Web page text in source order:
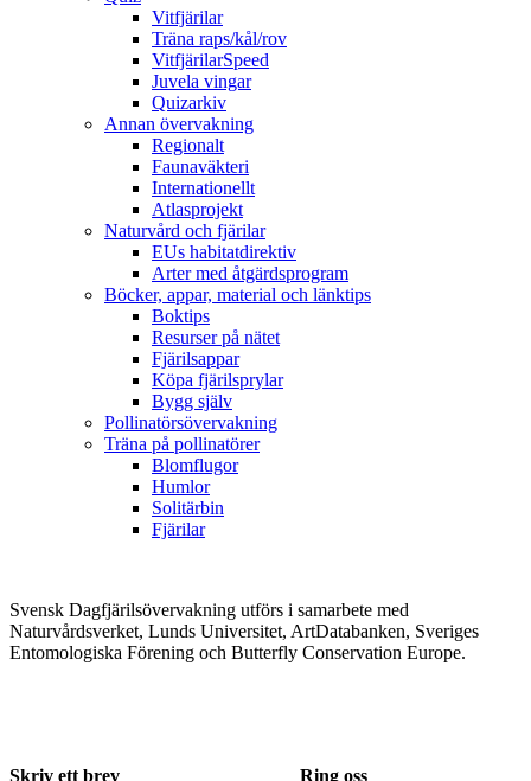
Vitfjärilar
Träna raps/kål/rov
VitfjärilarSpeed
Juvela vingar
Quizarkiv
Annan övervakning
Regionalt
Faunaväkteri
Internationellt
Atlasprojekt
Naturvård och fjärilar
EUs habitatdirektiv
Arter med åtgärdsprogram
Böcker, appar, material och länktips
Boktips
Resurser på nätet
Fjärilsappar
Köpa fjärilsprylar
Bygg själv
Pollinatörsövervakning
Träna på pollinatörer
Blomflugor
Humlor
Solitärbin
Fjärilar
Svensk Dagfjärilsövervakning utförs i samarbete med
Naturvårdsverket, Lunds Universitet, ArtDatabanken, Sveriges
Entomologiska Förening och Butterfly Conservation Europe.
Skriv ett brev Ring oss